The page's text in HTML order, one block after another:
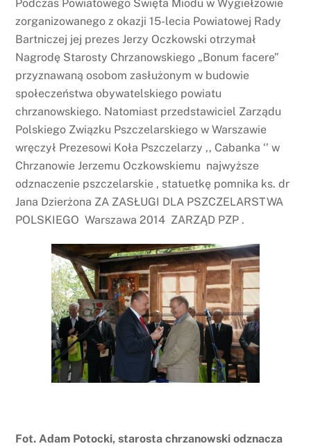
Podczas Powiatowego Święta Miodu w Wygiełzowie
zorganizowanego z okazji 15-lecia Powiatowej Rady
Bartniczej jej prezes Jerzy Oczkowski otrzymał
Nagrodę Starosty Chrzanowskiego „Bonum facere”
przyznawaną osobom zasłużonym w budowie
społeczeństwa obywatelskiego powiatu
chrzanowskiego. Natomiast przedstawiciel Zarządu
Polskiego Związku Pszczelarskiego w Warszawie
wręczył Prezesowi Koła Pszczelarzy ,, Cabanka ‘’ w
Chrzanowie Jerzemu Oczkowskiemu najwyższe
odznaczenie pszczelarskie , statuetkę pomnika ks. dr
Jana Dzierżona ZA ZASŁUGI DLA PSZCZELARSTWA
POLSKIEGO Warszawa 2014 ZARZĄD PZP .
Fot. Adam Potocki, starosta chrzanowski odznacza